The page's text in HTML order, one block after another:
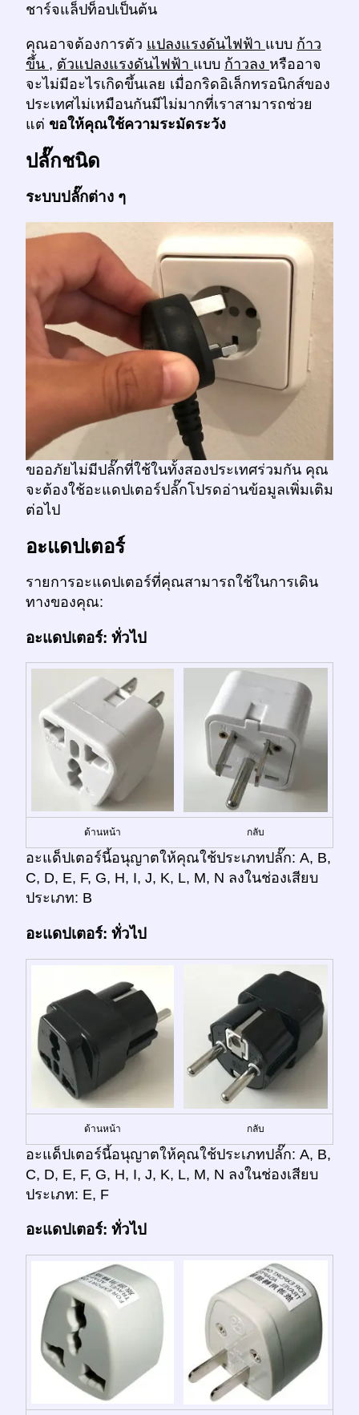
ชาร์จแล็ปท็อปเป็นต้น
คุณอาจต้องการตัว แปลงแรงดันไฟฟ้า แบบ ก้าว
ขึ้น , ตัวแปลงแรงดันไฟฟ้า แบบ ก้าวลง หรืออาจ
จะไม่มีอะไรเกิดขึ้นเลย เมื่อกริดอิเล็กทรอนิกส์ของ
ประเทศไม่เหมือนกันมีไม่มากที่เราสามารถช่วย
แต่ ขอให้คุณใช้ความระมัดระวัง
ปลั๊กชนิด
ระบบปลั๊กต่าง ๆ
ขออภัยไม่มีปลั๊กที่ใช้ในทั้งสองประเทศร่วมกัน คุณ
จะต้องใช้อะแดปเตอร์ปลั๊กโปรดอ่านข้อมูลเพิ่มเติม
ต่อไป
อะแดปเตอร์
รายการอะแดปเตอร์ที่คุณสามารถใช้ในการเดิน
ทางของคุณ:
อะแดปเตอร์: ทั่วไป
ด้านหน้า กลับ
อะแด็ปเตอร์นี้อนุญาตให้คุณใช้ประเภทปลั๊ก: A, B,
C, D, E, F, G, H, I, J, K, L, M, N ลงในช่องเสียบ
ประเภท: B
อะแดปเตอร์: ทั่วไป
ด้านหน้า กลับ
อะแด็ปเตอร์นี้อนุญาตให้คุณใช้ประเภทปลั๊ก: A, B,
C, D, E, F, G, H, I, J, K, L, M, N ลงในช่องเสียบ
ประเภท: E, F
อะแดปเตอร์: ทั่วไป